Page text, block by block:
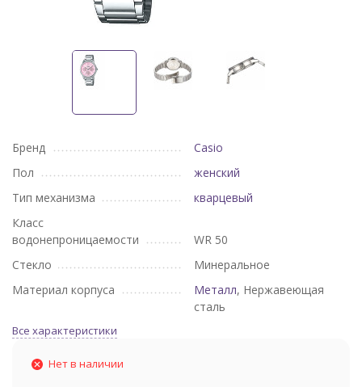
Бренд
Casio
Пол
женский
Тип механизма
кварцевый
Класс
водонепроницаемости
WR 50
Стекло
Минеральное
Материал корпуса
Металл, Нержавеющая
сталь
Все характеристики
Нет в наличии